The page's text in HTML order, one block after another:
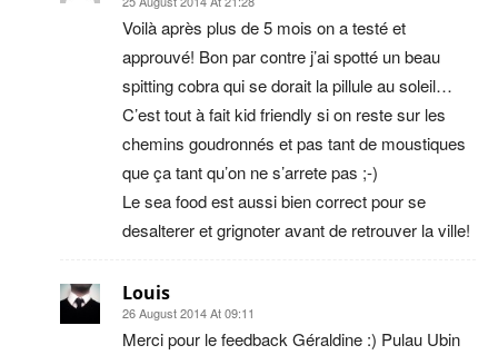
Voilà après plus de 5 mois on a testé et
approuvé! Bon par contre j’ai spotté un beau
spitting cobra qui se dorait la pillule au soleil…
C’est tout à fait kid friendly si on reste sur les
chemins goudronnés et pas tant de moustiques
que ça tant qu’on ne s’arrete pas ;-)
Le sea food est aussi bien correct pour se
desalterer et grignoter avant de retrouver la ville!
Louis
26 August 2014 At 09:11
Merci pour le feedback Géraldine :) Pulau Ubin